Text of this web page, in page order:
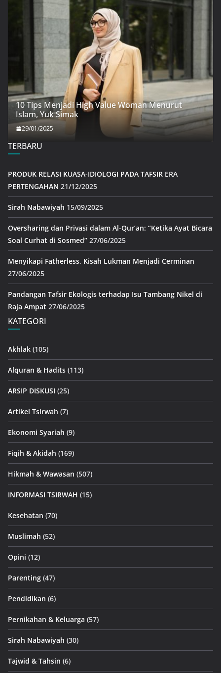
10 Tips Menjadi High Value Woman Menurut
Islam, Yuk Simak
29/01/2025
TERBARU
PRODUK RELASI KUASA-IDIOLOGI PADA TAFSIR ERA
PERTENGAHAN 21/12/2025
Sirah Nabawiyah 15/09/2025
Oversharing dan Privasi dalam Al-Qur’an: “Ketika Ayat Bicara
Soal Curhat di Sosmed” 27/06/2025
Menyikapi Fatherless, Kisah Lukman Menjadi Cerminan
27/06/2025
Pandangan Tafsir Ekologis terhadap Isu Tambang Nikel di
Raja Ampat 27/06/2025
KATEGORI
Akhlak (105)
Alquran & Hadits (113)
ARSIP DISKUSI (25)
Artikel Tsirwah (7)
Ekonomi Syariah (9)
Fiqih & Akidah (169)
Hikmah & Wawasan (507)
INFORMASI TSIRWAH (15)
Kesehatan (70)
Muslimah (52)
Opini (12)
Parenting (47)
Pendidikan (6)
Pernikahan & Keluarga (57)
Sirah Nabawiyah (30)
Tajwid & Tahsin (6)